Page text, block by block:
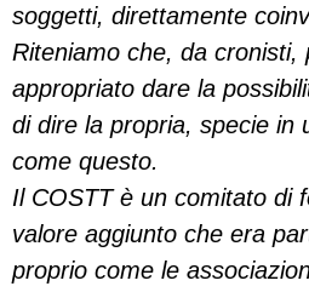
soggetti, direttamente
Riteniamo che, da cronisti,
appropriato dare la
di dire la propria, specie in
come questo.
Il COSTT è un comitato di
valore aggiunto che era
proprio come le